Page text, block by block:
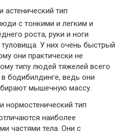
астенический тип
с тонкими и легким и
роста, руки и ноги
У них очень быстрый
они практически не
типу людей тяжелей всего
бодибилдинге, ведь они
мышечную массу.
нормостенический тип
наиболее
частями тела. Они с